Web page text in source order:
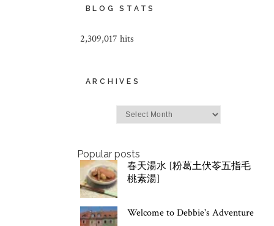
BLOG STATS
2,309,017 hits
ARCHIVES
Popular posts
春天湯水 [粉葛土伏苓五指毛
桃素湯]
Welcome to Debbie's Adventure